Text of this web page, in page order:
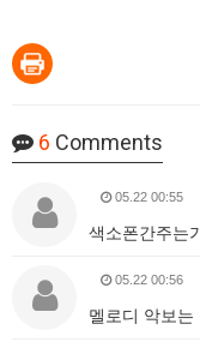
6 Comments
05.22 00:55
색소폰간주는
05.22 00:56
멜로디 악보